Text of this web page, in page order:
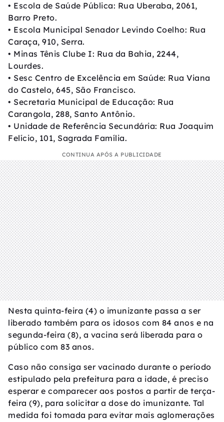
• Escola de Saúde Pública: Rua Uberaba, 2061,
Barro Preto.
• Escola Municipal Senador Levindo Coelho: Rua
Caraça, 910, Serra.
• Minas Tênis Clube I: Rua da Bahia, 2244,
Lourdes.
• Sesc Centro de Excelência em Saúde: Rua Viana
do Castelo, 645, São Francisco.
• Secretaria Municipal de Educação: Rua
Carangola, 288, Santo Antônio.
• Unidade de Referência Secundária: Rua Joaquim
Felício, 101, Sagrada Família.
CONTINUA APÓS A PUBLICIDADE
Nesta quinta-feira (4) o imunizante passa a ser
liberado também para os idosos com 84 anos e na
segunda-feira (8), a vacina será liberada para o
público com 83 anos.
Caso não consiga ser vacinado durante o período
estipulado pela prefeitura para a idade, é preciso
esperar e comparecer aos postos a partir de terça-
feira (9), para solicitar a dose do imunizante. Tal
medida foi tomada para evitar mais aglomerações